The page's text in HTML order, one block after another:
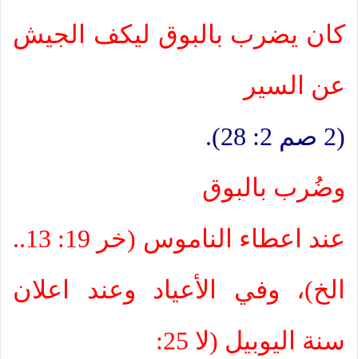
كان يضرب بالبوق ليكف الجيش
عن السير
(2 صم 2: 28).
وضُرب بالبوق
عند اعطاء الناموس (خر 19: 13..
الخ)، وفي الأعياد وعند اعلان
سنة اليوبيل (لا 25: